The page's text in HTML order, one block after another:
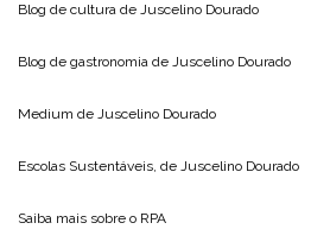
Blog de cultura de Juscelino Dourado
Blog de gastronomia de Juscelino Dourado
Medium de Juscelino Dourado
Escolas Sustentáveis, de Juscelino Dourado
Saiba mais sobre o RPA